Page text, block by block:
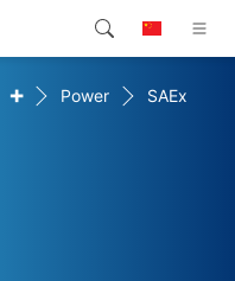
+ Power SAEx